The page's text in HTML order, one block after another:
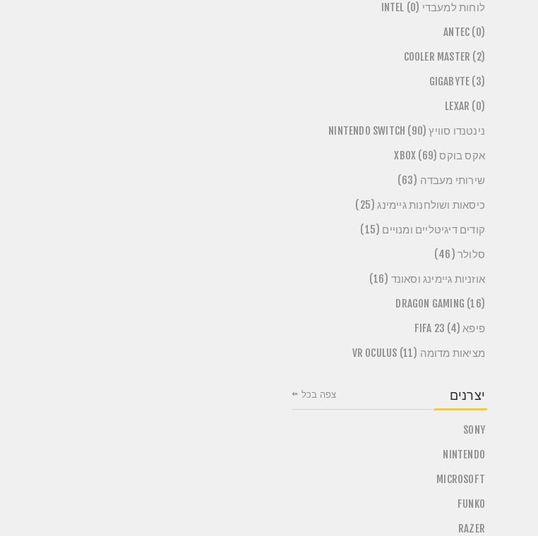
לוחות למעבדי INTEL (0)
ANTEC (0)
COOLER MASTER (2)
GIGABYTE (3)
LEXAR (0)
נינטנדו סוויץ NINTENDO SWITCH (90)
אקס בוקס XBOX (69)
שירותי מעבדה (63)
כיסאות ושולחנות גיימינג (25)
קודים דיגיטליים ומנויים (15)
סלולר (46)
אוזניות גיימינג וסאונד (16)
DRAGON GAMING (16)
פיפא FIFA 23 (4)
מציאות מדומה VR OCULUS (11)
יצרנים
SONY
NINTENDO
MICROSOFT
FUNKO
RAZER
צפה בכל